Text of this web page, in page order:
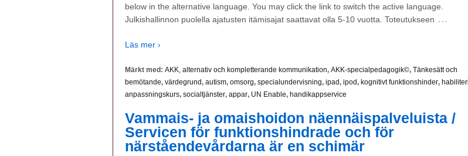
below in the alternative language. You may click the link to switch the active language.
Julkishallinnon puolella ajatusten itämisajat saattavat olla 5-10 vuotta. Toteutukseen …
Läs mer ›
Märkt med: AKK, alternativ och kompletterande kommunikation, AKK-specialpedagogik©, Tänkesätt och
bemötande, värdegrund, autism, omsorg, specialundervisning, ipad, ipod, kognitivt funktionshinder,
anpassningskurs, socialtjänster, appar, UN Enable, handikappservice
Vammais- ja omaishoidon näennäispalveluista /
Servicen för funktionshindrade och för
närståendevårdarna är en schimär